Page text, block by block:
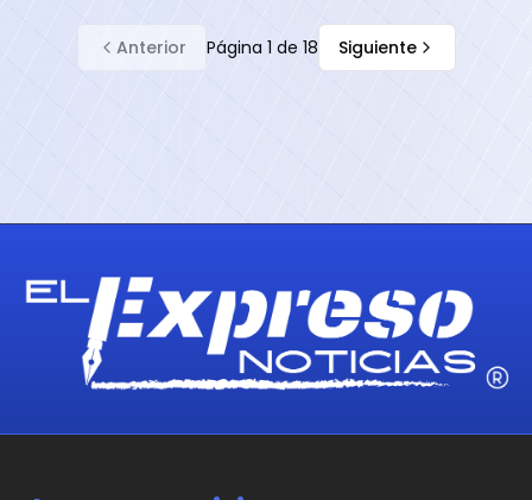
Anterior Página 1 de 18 Siguiente